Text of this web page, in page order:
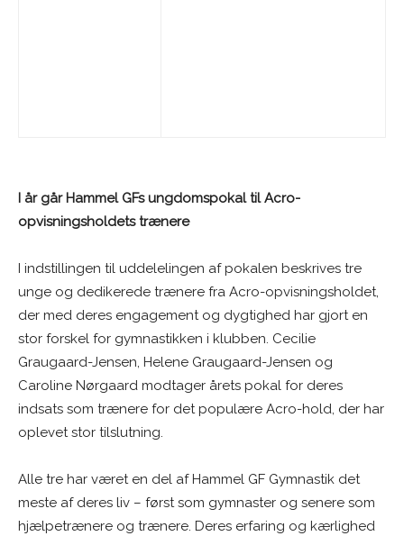
I år går Hammel GFs ungdomspokal til Acro-
opvisningsholdets trænere
I indstillingen til uddelelingen af pokalen beskrives tre
unge og dedikerede trænere fra Acro-opvisningsholdet,
der med deres engagement og dygtighed har gjort en
stor forskel for gymnastikken i klubben. Cecilie
Graugaard-Jensen, Helene Graugaard-Jensen og
Caroline Nørgaard modtager årets pokal for deres
indsats som trænere for det populære Acro-hold, der har
oplevet stor tilslutning.
Alle tre har været en del af Hammel GF Gymnastik det
meste af deres liv – først som gymnaster og senere som
hjælpetrænere og trænere. Deres erfaring og kærlighed